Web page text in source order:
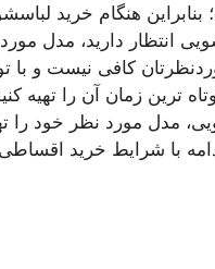
هنگام خرید
انتظار دارید، مدل
کافی نیست و با
ترین زمان آن را تهیه
از مبلغ کل لباسشویی، مدل مورد نظر
با شرایط خرید